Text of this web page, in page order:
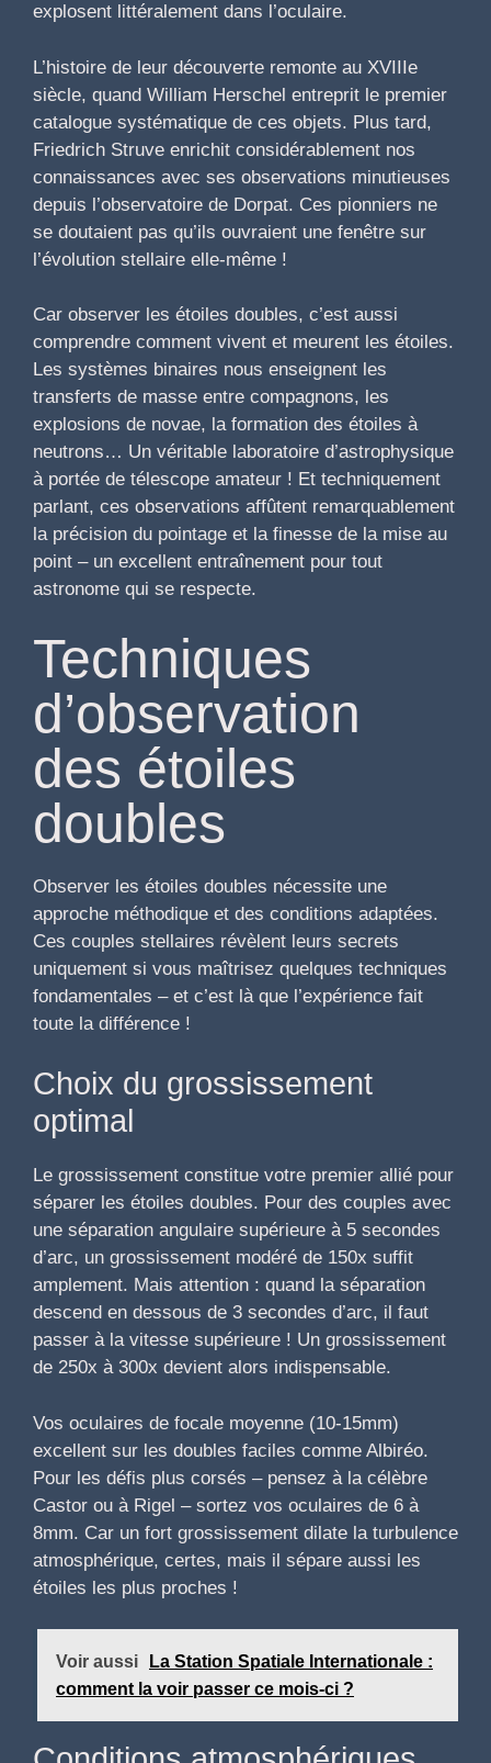
explosent littéralement dans l’oculaire.
L’histoire de leur découverte remonte au XVIIIe
siècle, quand William Herschel entreprit le premier
catalogue systématique de ces objets. Plus tard,
Friedrich Struve enrichit considérablement nos
connaissances avec ses observations minutieuses
depuis l’observatoire de Dorpat. Ces pionniers ne
se doutaient pas qu’ils ouvraient une fenêtre sur
l’évolution stellaire elle-même !
Car observer les étoiles doubles, c’est aussi
comprendre comment vivent et meurent les étoiles.
Les systèmes binaires nous enseignent les
transferts de masse entre compagnons, les
explosions de novae, la formation des étoiles à
neutrons… Un véritable laboratoire d’astrophysique
à portée de télescope amateur ! Et techniquement
parlant, ces observations affûtent remarquablement
la précision du pointage et la finesse de la mise au
point – un excellent entraînement pour tout
astronome qui se respecte.
Techniques
d’observation
des étoiles
doubles
Observer les étoiles doubles nécessite une
approche méthodique et des conditions adaptées.
Ces couples stellaires révèlent leurs secrets
uniquement si vous maîtrisez quelques techniques
fondamentales – et c’est là que l’expérience fait
toute la différence !
Choix du grossissement
optimal
Le grossissement constitue votre premier allié pour
séparer les étoiles doubles. Pour des couples avec
une séparation angulaire supérieure à 5 secondes
d’arc, un grossissement modéré de 150x suffit
amplement. Mais attention : quand la séparation
descend en dessous de 3 secondes d’arc, il faut
passer à la vitesse supérieure ! Un grossissement
de 250x à 300x devient alors indispensable.
Vos oculaires de focale moyenne (10-15mm)
excellent sur les doubles faciles comme Albiréo.
Pour les défis plus corsés – pensez à la célèbre
Castor ou à Rigel – sortez vos oculaires de 6 à
8mm. Car un fort grossissement dilate la turbulence
atmosphérique, certes, mais il sépare aussi les
étoiles les plus proches !
Voir aussi
La Station Spatiale Internationale :
comment la voir passer ce mois-ci ?